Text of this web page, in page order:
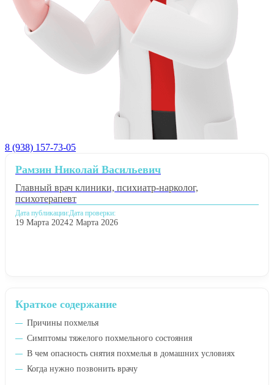
8 (938) 157-73-05
Краткое содержание
Причины похмелья
Симптомы тяжелого похмельного состояния
В чем опасность снятия похмелья в домашних условиях
Когда нужно позвонить врачу
Рамзин Николай Васильевич
Главный врач клиники, психиатр-нарколог,
психотерапевт
Дата публикации:
19 Марта 2024
Дата проверки:
2 Марта 2026